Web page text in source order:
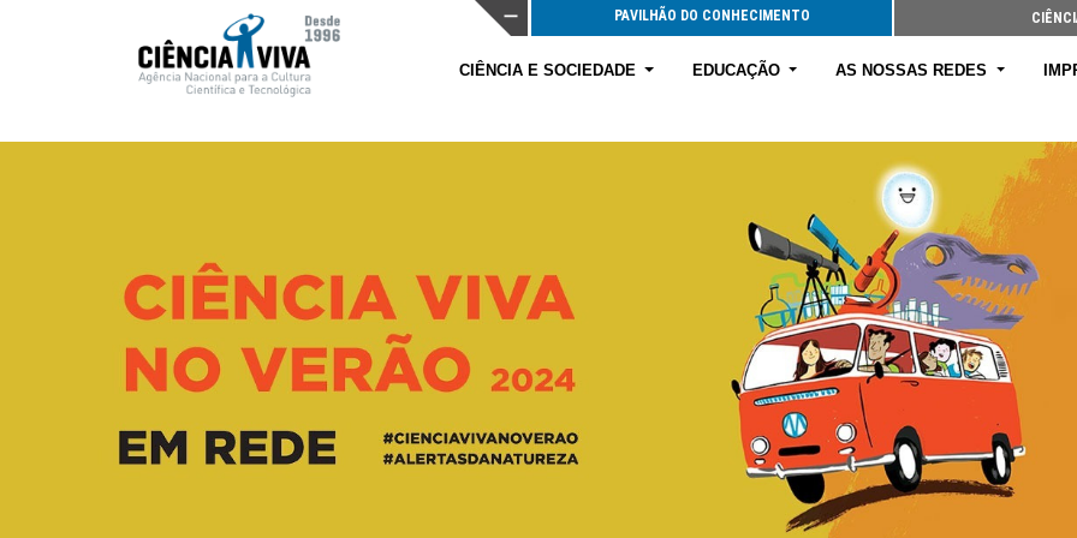
PAVILHÃO DO CONHECIMENTO
CIÊNCIA E SOCIEDADE EDUCAÇÃO AS NOSSAS REDES